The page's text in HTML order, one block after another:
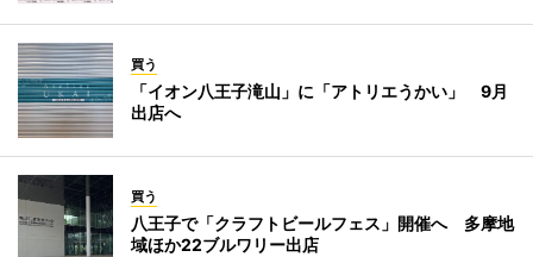
買う
「イオン八王子滝山」に「アトリエうかい」 9月
出店へ
買う
八王子で「クラフトビールフェス」開催へ 多摩地
域ほか22ブルワリー出店